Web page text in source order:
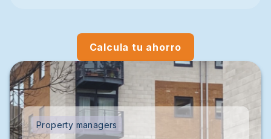
Calcula tu ahorro
Property managers